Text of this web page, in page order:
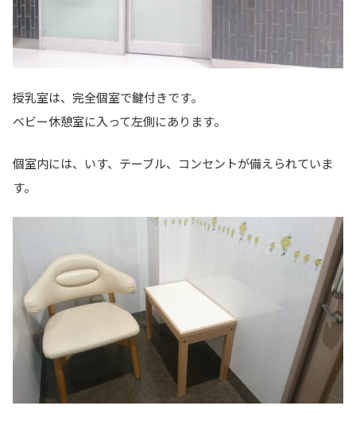
授乳室は、完全個室で鍵付きです。
ベビー休憩室に入って左側にあります。
個室内には、いす、テーブル、コンセントが備えられていま
す。